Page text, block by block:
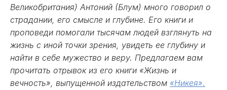
Великобритания) Антоний (Блум) много говорил о
страдании, его смысле и глубине. Его книги и
проповеди помогали тысячам людей взглянуть на
жизнь с иной точки зрения, увидеть ее глубину и
найти в себе мужество и веру. Предлагаем вам
прочитать отрывок из его книги «Жизнь и
вечность», выпущенной издательством «Никея».